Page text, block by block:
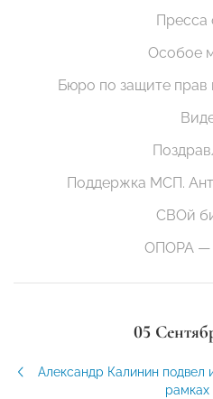
Пресса
Особое
Бюро по защите прав
Поддержка МСП.
СВОй
ОПОРА —
05
Александр Калинин подвел